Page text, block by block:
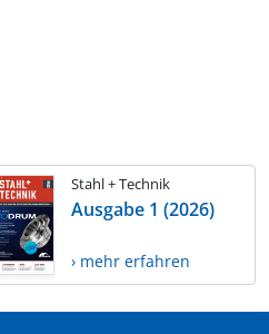
Stahl + Technik
Ausgabe 1 (2026)
› mehr erfahren